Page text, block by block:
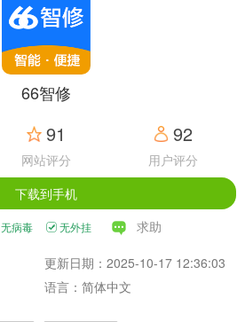
3百+款游戏
66智修
91
网站评分
92
用户评分
下载到手机
无病毒 无外挂 求助
更新日期：2025-10-17 12:36:03
语言：简体中文